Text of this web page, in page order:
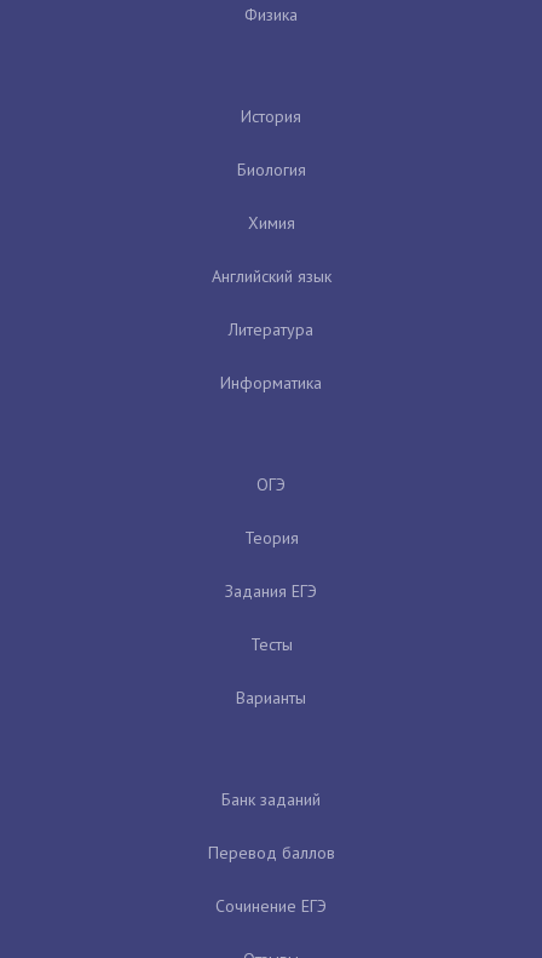
Физика
История
Биология
Химия
Английский язык
Литература
Информатика
ОГЭ
Теория
Задания ЕГЭ
Тесты
Варианты
Банк заданий
Перевод баллов
Сочинение ЕГЭ